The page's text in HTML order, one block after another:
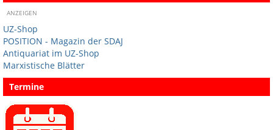
ANZEIGEN
UZ-Shop
POSITION - Magazin der SDAJ
Antiquariat im UZ-Shop
Marxistische Blätter
Termine